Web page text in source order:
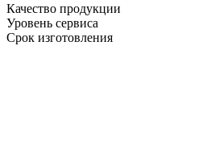
Качество продукции
Уровень сервиса
Срок изготовления